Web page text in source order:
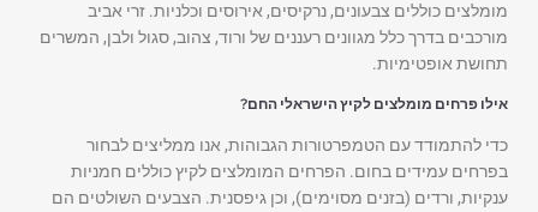
מומלצים כוללים צבעונים, נרקיסים, אירוסים וכלניות. זרי אביב
מורכבים בדרך כלל מגוונים רעננים של ורוד, צהוב, סגול ולבן, המשרים
תחושת אופטימיות.
אילו פרחים מומלצים לקיץ הישראלי החם?
כדי להתמודד עם הטמפרטורות הגבוהות, אנו ממליצים לבחור
בפרחים עמידים בחום. הפרחים המומלצים לקיץ כוללים חמניות
ענקיות, ורדים (בזנים מסוימים), וכן גיפסנית. הצבעים השולטים הם